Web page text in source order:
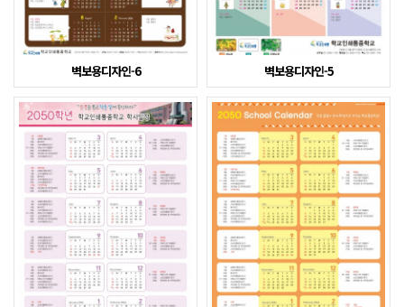
벽보용디자인-6 벽보용디자인-5